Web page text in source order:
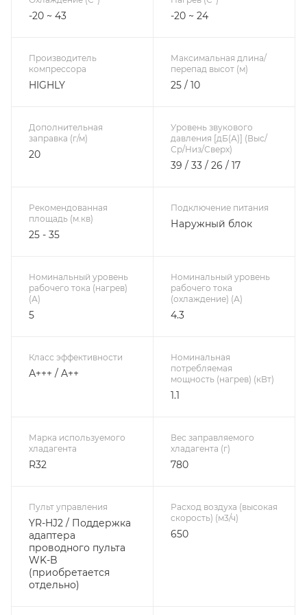
-20 ~ 43 -20 ~ 24
Производитель
компрессора
HIGHLY
Максимальная длина/
перепад высот (м)
25 / 10
Дополнительная
заправка (г/м)
20
Уровень звукового
давления [дБ(А)] (Выс/
Ср/Низ/Сверх)
39 / 33 / 26 / 17
Рекомендованная
площадь (м.кв)
25 - 35
Подключение питания
Наружный блок
Номинальный уровень
рабочего тока (нагрев)
(А)
5
Номинальный уровень
рабочего тока
(охлаждение) (А)
4.3
Класс эффективности
А+++ / A++
Номинальная
потребляемая
мощность (нагрев) (кВт)
1.1
Марка используемого
хладагента
R32
Вес заправляемого
хладагента (г)
780
Пульт управления
YR-HJ2 / Поддержка
адаптера
проводного пульта
WK-B
(приобретается
отдельно)
Расход воздуха (высокая
скорость) (м3/ч)
650